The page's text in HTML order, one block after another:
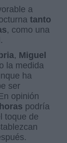
a
tanto
, como una
, Miguel
la medida
ha
ser
opinión
podría
toque de